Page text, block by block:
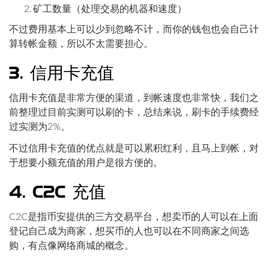
矿工数量（处理交易的机器和速度）
不过费用基本上可以少到忽略不计，而你的钱包也会自己计
算转帐金额，所以不太需要担心。
3. 信用卡充值
信用卡充值是非常方便的渠道，到帐速度也非常快，我们之
前整理过目前实测可以刷的卡，总结来说，刷卡的手续费经
过实测为2%。
不过信用卡充值的优点就是可以累积红利，且马上到帐，对
于想要小额充值的用户是很方便的。
4. C2C 充值
C2C是指币安提供的三方交易平台，想卖币的人可以在上面
登记自己成为商家，想买币的人也可以在不同商家之间选
购，有点像网络商城的概念。